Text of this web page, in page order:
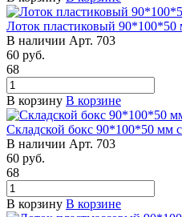
Лоток пластиковый 90*100*50
В наличии Арт. 703
60 руб.
68
В корзину В корзине
Складской бокс 90*100*50 мм
В наличии Арт. 703
60 руб.
68
В корзину В корзине